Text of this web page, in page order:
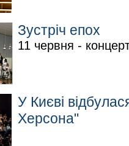
Зустріч епох
11 червня -
У Києві
Херсона"